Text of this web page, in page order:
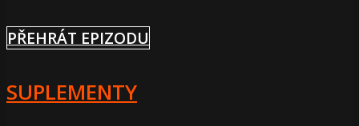
PŘEHRÁT EPIZODU
SUPLEMENTY